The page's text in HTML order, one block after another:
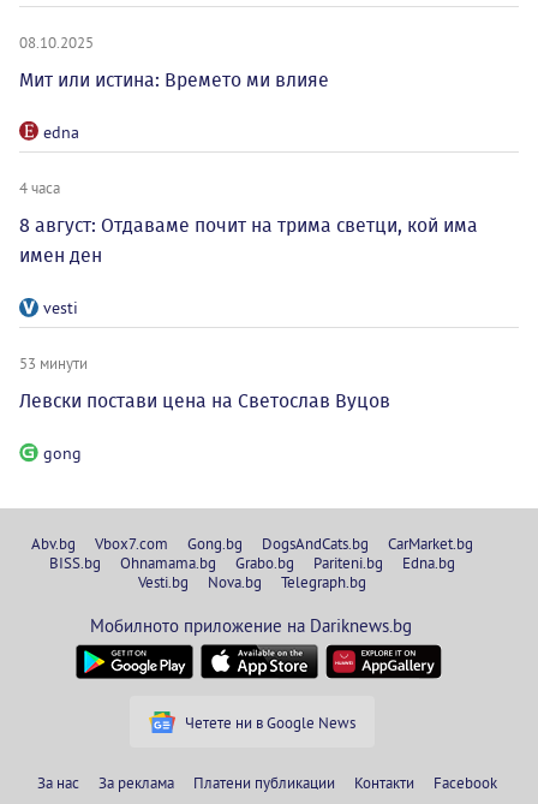
08.10.2025
Мит или истина: Времето ми влияе
edna
4 часа
8 август: Отдаваме почит на трима светци, кой има
имен ден
vesti
53 минути
Левски постави цена на Светослав Вуцов
gong
Abv.bg Vbox7.com Gong.bg DogsAndCats.bg
CarMarket.bg
BISS.bg
Ohnamama.bg Grabo.bg Pariteni.bg
Edna.bg
Vesti.bg
Nova.bg Telegraph.bg
Мобилното приложение на Dariknews.bg
Четете ни в Google News
За нас За реклама Платени публикации Контакти Facebook